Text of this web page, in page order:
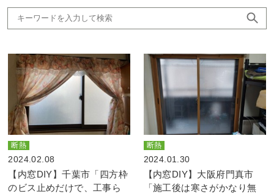
断熱
2024.02.08
【内窓DIY】千葉市「四方枠
のビス止めだけで、工事ら
断熱
2024.01.30
【内窓DIY】大阪府門真市
「施工後は寒さがかなり無